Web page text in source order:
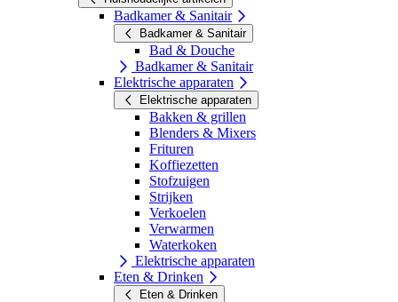
Badkamer & Sanitair
Badkamer & Sanitair
Bad & Douche
Badkamer & Sanitair
Elektrische apparaten
Elektrische apparaten
Bakken & grillen
Blenders & Mixers
Frituren
Koffiezetten
Stofzuigen
Strijken
Verkoelen
Verwarmen
Waterkoken
Elektrische apparaten
Eten & Drinken
Eten & Drinken